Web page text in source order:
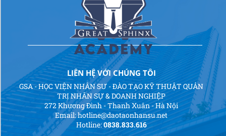
GSA - HỌC VIỆN NHÂN SƯ - ĐÀO TẠO KỸ THUẬT QUẢN
TRỊ NHÂN SỰ & DOANH NGHIỆP
272 Khương Đình - Thanh Xuân - Hà Nội
Email: hotline@daotaonhansu.net
Hotline:0838.833.616
LIÊN HỆ VỚI CHÚNG TÔI